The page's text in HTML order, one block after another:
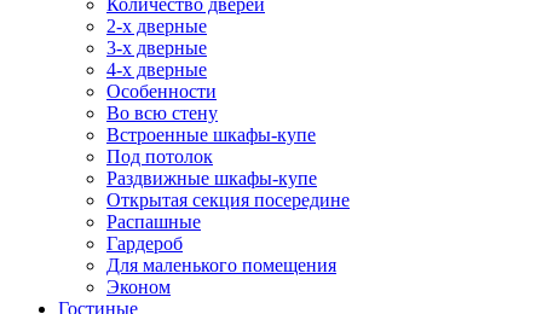
Количество дверей
2-х дверные
3-х дверные
4-х дверные
Особенности
Во всю стену
Встроенные шкафы-купе
Под потолок
Раздвижные шкафы-купе
Открытая секция посередине
Распашные
Гардероб
Для маленького помещения
Эконом
Гостиные